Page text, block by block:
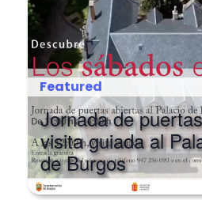
Featured
Jornada de
visita guiada al
de Burgos